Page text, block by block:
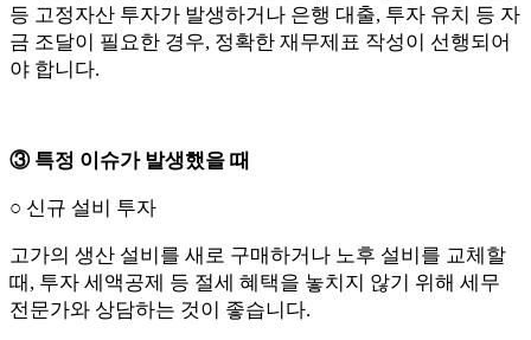
등 고정자산 투자가 발생하거나 은행 대출, 투자 유치 등 자
금 조달이 필요한 경우, 정확한 재무제표 작성이 선행되어
야 합니다.
③ 특정 이슈가 발생했을 때
○ 신규 설비 투자
고가의 생산 설비를 새로 구매하거나 노후 설비를 교체할
때, 투자 세액공제 등 절세 혜택을 놓치지 않기 위해 세무
전문가와 상담하는 것이 좋습니다.